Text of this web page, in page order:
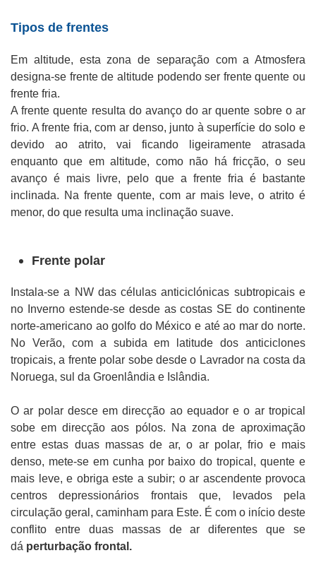
Tipos de frentes
Em altitude, esta zona de separação com a Atmosfera
designa-se frente de altitude podendo ser frente quente ou
frente fria.
A frente quente resulta do avanço do ar quente sobre o ar
frio. A frente fria, com ar denso, junto à superfície do solo e
devido ao atrito, vai ficando ligeiramente atrasada
enquanto que em altitude, como não há fricção, o seu
avanço é mais livre, pelo que a frente fria é bastante
inclinada. Na frente quente, com ar mais leve, o atrito é
menor, do que resulta uma inclinação suave.
Frente polar
Instala-se a NW das células anticiclónicas subtropicais e
no Inverno estende-se desde as costas SE do continente
norte-americano ao golfo do México e até ao mar do norte.
No Verão, com a subida em latitude dos anticiclones
tropicais, a frente polar sobe desde o Lavrador na costa da
Noruega, sul da Groenlândia e Islândia.
O ar polar desce em direcção ao equador e o ar tropical
sobe em direcção aos pólos. Na zona de aproximação
entre estas duas massas de ar, o ar polar, frio e mais
denso, mete-se em cunha por baixo do tropical, quente e
mais leve, e obriga este a subir; o ar ascendente provoca
centros depressionários frontais que, levados pela
circulação geral, caminham para Este. É com o início deste
conflito entre duas massas de ar diferentes que se
dá perturbação frontal.